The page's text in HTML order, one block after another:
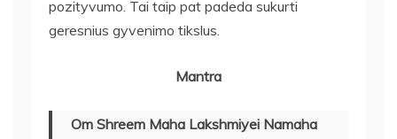
pozityvumo. Tai taip pat padeda sukurti
geresnius gyvenimo tikslus.
Mantra
Om Shreem Maha Lakshmiyei Namaha